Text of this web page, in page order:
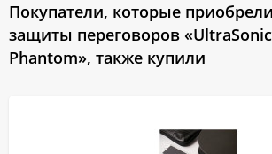
Покупатели, которые
защиты переговоров
Рhantom», также купили